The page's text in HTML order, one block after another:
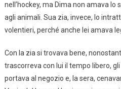
nell’hockey, ma Dima non amava lo
agli animali. Sua zia, invece, lo
volentieri, perché anche lei amava
Con la zia si trovava bene,
trascorreva con lui il tempo libero,
portava al negozio e, la sera,